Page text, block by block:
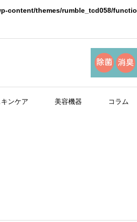
content/themes/rumble_tcd058/
キンケア 美容機器 コラム